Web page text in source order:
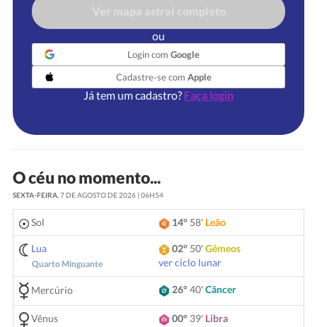
ou
Login com Google
Cadastre-se com Apple
Já tem um cadastro? Faça login
O céu no momento...
SEXTA-FEIRA, 7 DE AGOSTO DE 2026 | 06H54
Sol 14° 58' Leão
Lua
Quarto Minguante
02° 50'Gêmeos
ver ciclo lunar
Mercúrio 26°40'Câncer
Vênus 00° 39' Libra